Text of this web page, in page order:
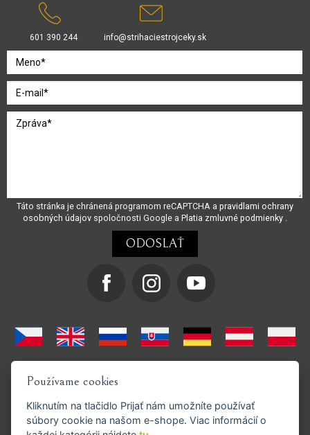
601 390 244 info@strihaciestrojceky.sk
Táto stránka je chránená programom reCAPTCHA a pravidlami ochrany
osobných údajov spoločnosti Google a Platia zmluvné podmienky .
Používame cookies
Kliknutím na tlačidlo Prijať nám umožníte používať
súbory cookie na našom e-shope. Viac informácií o